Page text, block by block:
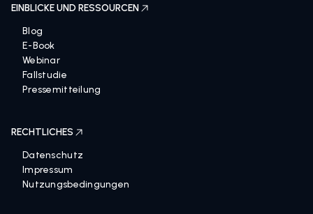
EINBLICKE UND RESSOURCEN
Blog
E-Book
Webinar
Fallstudie
Pressemitteilung
RECHTLICHES
Datenschutz
Impressum
Nutzungsbedingungen